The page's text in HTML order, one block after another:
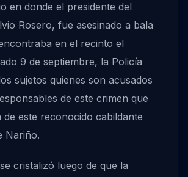
en donde el presidente del
Rosero, fue asesinado a bala
en el recinto el
9 de septiembre, la Policía
sujetos quienes son acusados
de este crimen que
de este reconocido cabildante
Nariño.
cristalizó luego de que la